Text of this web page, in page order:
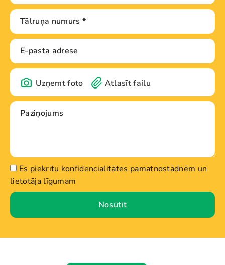
Uzņemt foto Atlasīt failu
Es piekrītu konfidencialitātes pamatnostādnēm un
lietotāja līgumam
Nosūtīt